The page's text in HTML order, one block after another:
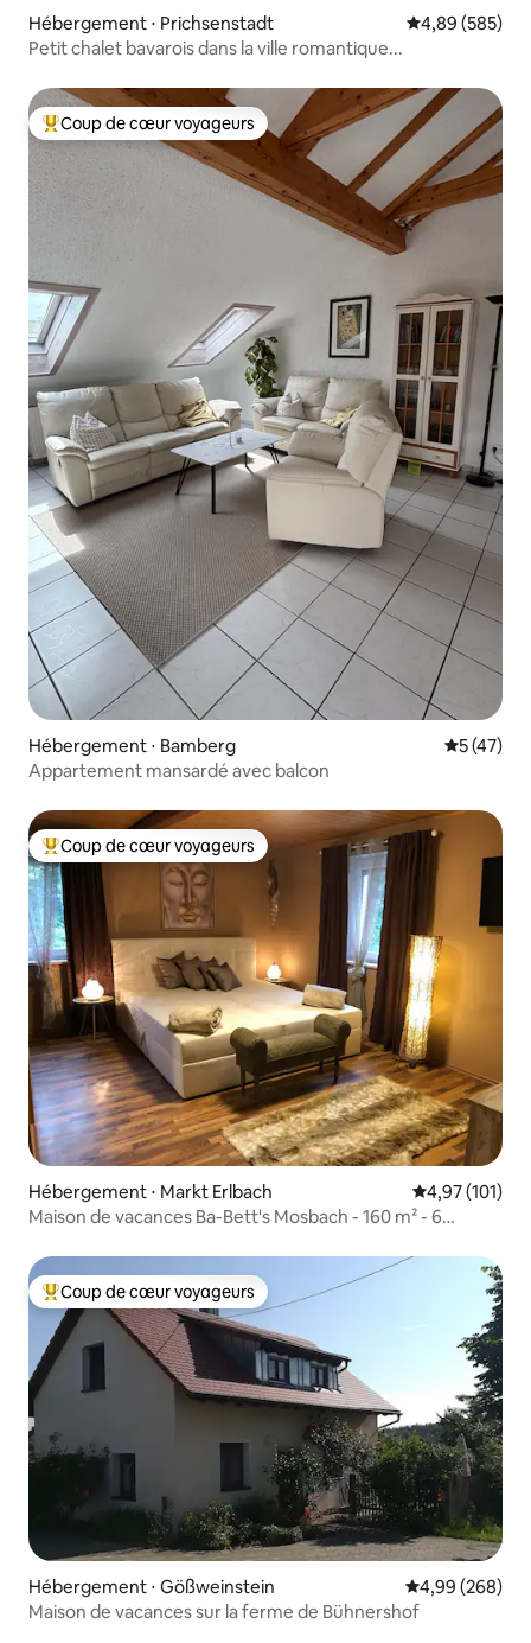
Hébergement ⋅ Prichsenstadt Évaluation
4,89 (585)
Petit chalet bavarois dans la ville romantique...
Coups de cœur voyageurs les plus appréciés
Coup de cœur voyageurs
Hébergement ⋅ Bamberg
5 (47)
Appartement mansardé avec balcon
Coups de cœur voyageurs les plus appréciés
Coup de cœur voyageurs
Hébergement ⋅ Markt Erlbach Évaluation
4,97 (101)
Maison de vacances Ba-Bett's Mosbach - 160 m² - 6
Coups de cœur voyageurs les plus appréciés
Coup de cœur voyageurs
Hébergement ⋅ Gößweinstein Évaluation
4,99 (268)
Maison de vacances sur la ferme de Bühnershof